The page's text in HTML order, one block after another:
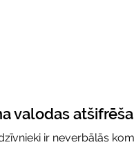
valodas
ir neverbālās